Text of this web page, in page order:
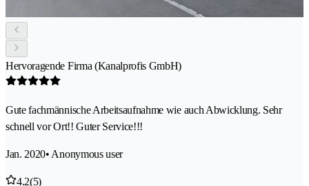
Hervoragende Firma (Kanalprofis GmbH)
Gute fachmännische Arbeitsaufnahme wie auch Abwicklung. Sehr
schnell vor Ort!! Guter Service!!!
Jan. 2020• Anonymous user
4.2(5)